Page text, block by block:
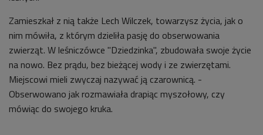
Zamieszkał z nią także Lech Wilczek, towarzysz życia, jak o
nim mówiła, z którym dzieliła pasję do obserwowania
zwierząt. W leśniczówce "Dziedzinka", zbudowała swoje życie
na nowo. Bez prądu, bez bieżącej wody i ze zwierzętami.
Miejscowi mieli zwyczaj nazywać ją czarownicą. -
Obserwowano jak rozmawiała drapiąc myszołowy, czy
mówiąc do swojego kruka.